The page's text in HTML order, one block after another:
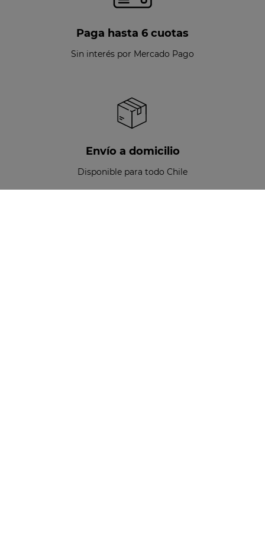
Paga hasta 6 cuotas
Sin interés por Mercado Pago
Envío a domicilio
Disponible para todo Chile